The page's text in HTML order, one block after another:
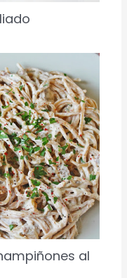
al